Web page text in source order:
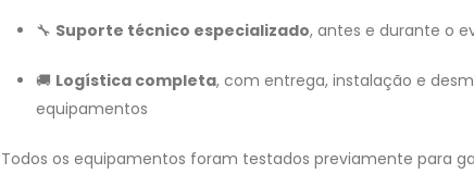
🔧 Suporte técnico especializado, antes e durante o
🚚 Logística completa, com entrega, instalação e
equipamentos
Todos os equipamentos foram testados previamente para